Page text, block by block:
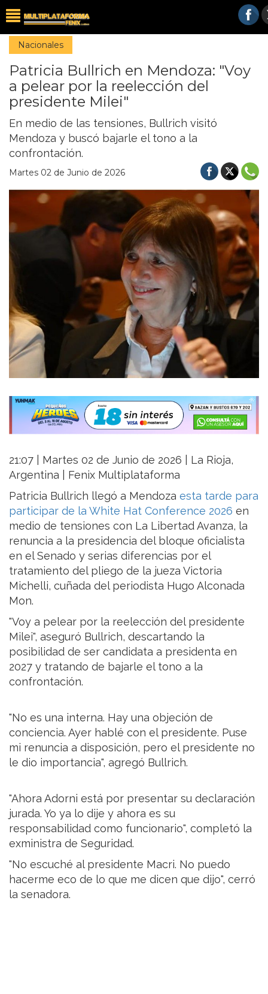
Nacionales
Patricia Bullrich en Mendoza: "Voy
a pelear por la reelección del
presidente Milei"
En medio de las tensiones, Bullrich visitó
Mendoza y buscó bajarle el tono a la
confrontación.
Martes 02 de Junio de 2026
21:07 | Martes 02 de Junio de 2026 | La Rioja,
Argentina | Fenix Multiplataforma
Patricia Bullrich llegó a Mendoza esta tarde para
participar de la White Hat Conference 2026 en
medio de tensiones con La Libertad Avanza, la
renuncia a la presidencia del bloque oficialista
en el Senado y serias diferencias por el
tratamiento del pliego de la jueza Victoria
Michelli, cuñada del periodista Hugo Alconada
Mon.
"Voy a pelear por la reelección del presidente
Milei", aseguró Bullrich, descartando la
posibilidad de ser candidata a presidenta en
2027 y tratando de bajarle el tono a la
confrontación.
"No es una interna. Hay una objeción de
conciencia. Ayer hablé con el presidente. Puse
mi renuncia a disposición, pero el presidente no
le dio importancia", agregó Bullrich.
"Ahora Adorni está por presentar su declaración
jurada. Yo ya lo dije y ahora es su
responsabilidad como funcionario", completó la
exministra de Seguridad.
"No escuché al presidente Macri. No puedo
hacerme eco de lo que me dicen que dijo", cerró
la senadora.